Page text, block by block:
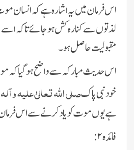
اس فرمان میں یہ اشارہ ہے کہ انسان
لذتوں سے کنارہ کش ہوجائے تاکہ اسے
مقبولیت حاصل ہو۔
اس حدیث مبارکہ سے واضح ہوگیا کہ
خود نبی پاکصلی اللہ تعالیٰ علیہ
ہے یوں موت کو یاد کرنے سے اس
فائدہ ۲: